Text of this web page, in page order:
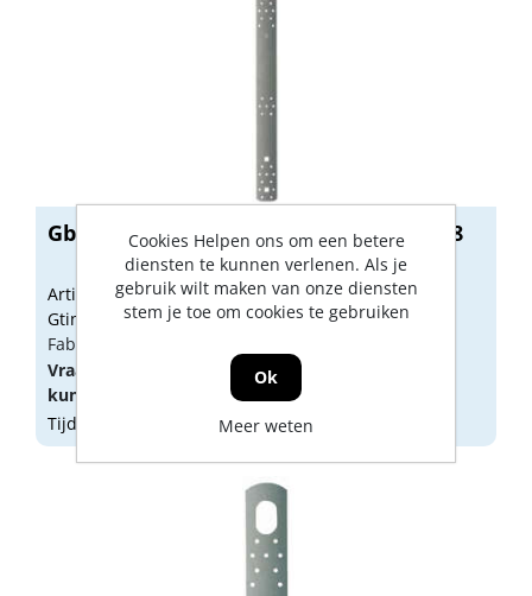
Gb Hijsoog 600mm 57 x 2mm SV 074258
Artikelnummer: GB00209
Gtin: 8714318023744
Fabrikant artikel nummer: 074258.0025
Vraag een
aan oflog in
kunnen zien.
Tijdelijk niet op voorraad
Cookies Helpen ons om een betere
diensten te kunnen verlenen. Als je
gebruik wilt maken van onze diensten
stem je toe om cookies te gebruiken
Ok
Meer weten